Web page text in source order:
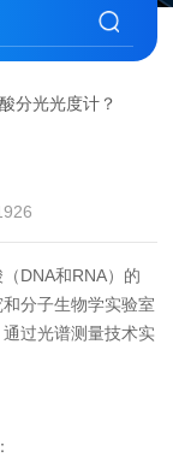
分光光度计？
DNA和RNA）的
分子生物学实验室
过光谱测量技术实